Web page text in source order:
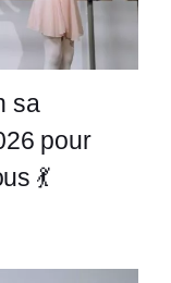
sa
pour
💃